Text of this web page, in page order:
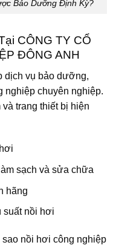
Bảo Dưỡng Định Kỳ?
CÔNG TY CỔ
ĐÔNG ANH
dịch vụ bảo dưỡng,
nghiệp chuyên nghiệp.
trang thiết bị hiện
sạch và sửa chữa
hãng
suất nồi hơi
sao nồi hơi công nghiệp